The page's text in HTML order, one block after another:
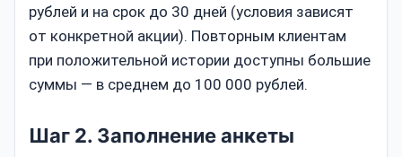
рублей и на срок до 30 дней (условия зависят
от конкретной акции). Повторным клиентам
при положительной истории доступны большие
суммы — в среднем до 100 000 рублей.
Шаг 2. Заполнение анкеты